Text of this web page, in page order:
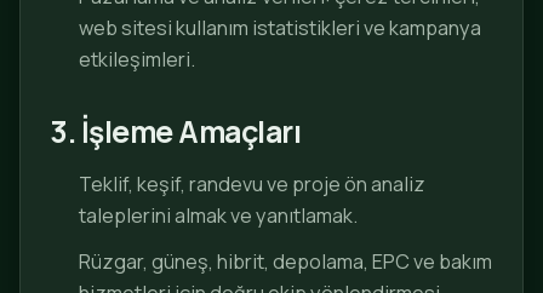
web sitesi kullanım istatistikleri ve kampanya
etkileşimleri.
3. İşleme Amaçları
Teklif, keşif, randevu ve proje ön analiz
taleplerini almak ve yanıtlamak.
Rüzgar, güneş, hibrit, depolama, EPC ve bakım